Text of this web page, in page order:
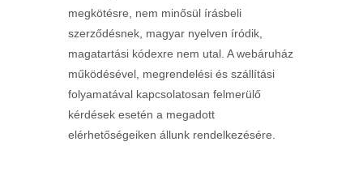
megkötésre, nem minősül írásbeli
szerződésnek, magyar nyelven íródik,
magatartási kódexre nem utal. A webáruház
működésével, megrendelési és szállítási
folyamatával kapcsolatosan felmerülő
kérdések esetén a megadott
elérhetőségeiken állunk rendelkezésére.